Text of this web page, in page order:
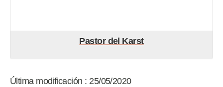
Pastor del Karst
Última modificación : 25/05/2020